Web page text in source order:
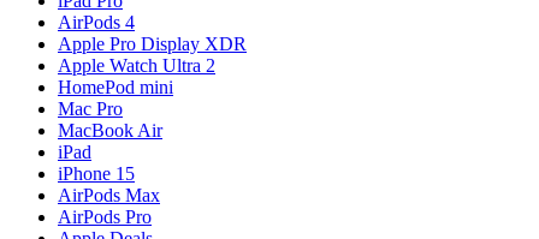
AirPods 4
Apple Pro Display XDR
Apple Watch Ultra 2
HomePod mini
Mac Pro
MacBook Air
iPad
iPhone 15
AirPods Max
AirPods Pro